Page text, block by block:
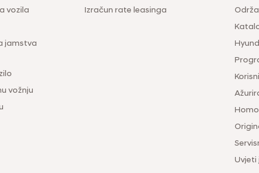
vozila
jamstva
vožnju
Izračun rate leasinga
Uvjeti